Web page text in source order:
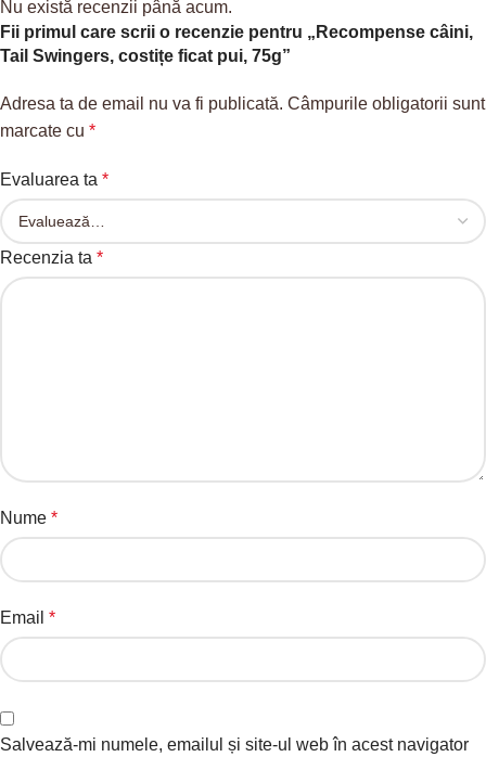
Nu există recenzii până acum.
Fii primul care scrii o recenzie pentru „Recompense câini,
Tail Swingers, costițe ficat pui, 75g”
Adresa ta de email nu va fi publicată. Câmpurile obligatorii sunt
marcate cu *
Evaluarea ta *
Recenzia ta *
Nume *
Email *
Salvează-mi numele, emailul și site-ul web în acest navigator